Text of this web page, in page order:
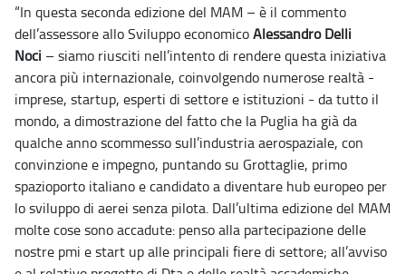
“In questa seconda edizione del MAM – è il commento
dell’assessore allo Sviluppo economicoAlessandro Delli
Noci – siamo riusciti nell’intento di rendere questa iniziativa
ancora più internazionale, coinvolgendo numerose realtà -
imprese, startup, esperti di settore e istituzioni - da tutto il
mondo, a dimostrazione del fatto che la Puglia ha già da
qualche anno scommesso sull’industria aerospaziale, con
convinzione e impegno, puntando su Grottaglie, primo
spazioporto italiano e candidato a diventare hub europeo per
lo sviluppo di aerei senza pilota. Dall’ultima edizione del MAM
molte cose sono accadute: penso alla partecipazione delle
nostre pmi e start up alle principali fiere di settore; all’avviso